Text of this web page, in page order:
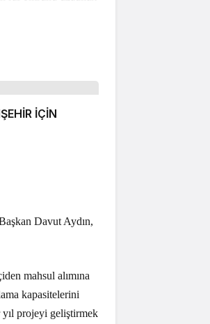
İÇİN
Davut Aydın,
mahsul alımına
kapasitelerini
yıl projeyi geliştirmek